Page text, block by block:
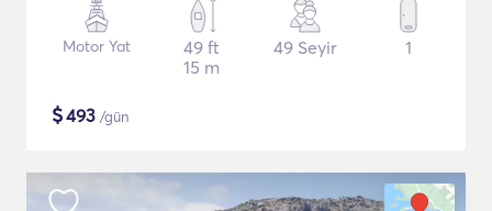
Motor Yat
49 ft
15 m
49 Seyir 1
$493 /gün